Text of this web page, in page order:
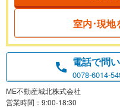
室内･現地
電話で問
0078-6014-
ME不動産城北株式会社
営業時間：9:00-18:30